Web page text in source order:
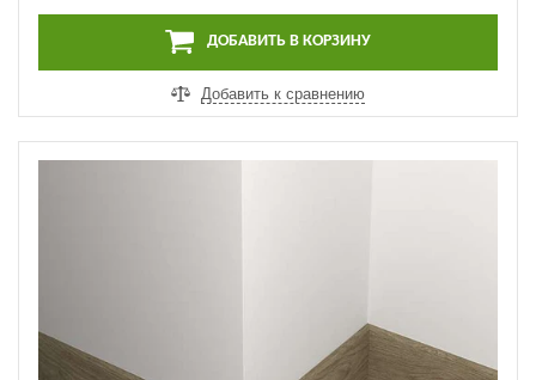
ДОБАВИТЬ В КОРЗИНУ
Добавить к сравнению